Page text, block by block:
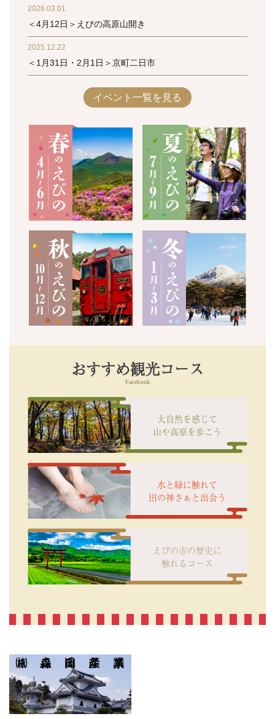
2026.03.01
＜4月12日＞えびの高原山開き
2025.12.22
＜1月31日・2月1日＞京町二日市
イベント一覧を見る
おすすめ観光コース
大自然を感じて
山や高原を歩こう
水と緑に触れて
田の神さぁと出会う
えびの市の歴史に
触れるコース